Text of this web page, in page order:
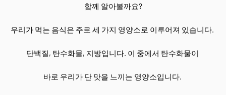
함께 알아볼까요?
우리가 먹는 음식은 주로 세 가지 영양소로 이루어져 있습니다.
단백질, 탄수화물, 지방입니다. 이 중에서 탄수화물이
바로 우리가 단 맛을 느끼는 영양소입니다.